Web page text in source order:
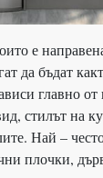
е
да бъдат
главно от
стилът на
Най –
плочки,